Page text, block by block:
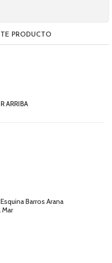
PRODUCTO
ARRIBA
Barros Arana